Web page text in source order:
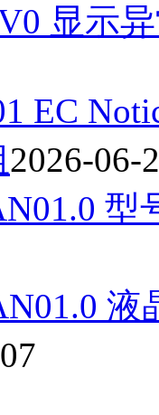
显示
EC
2026-06-